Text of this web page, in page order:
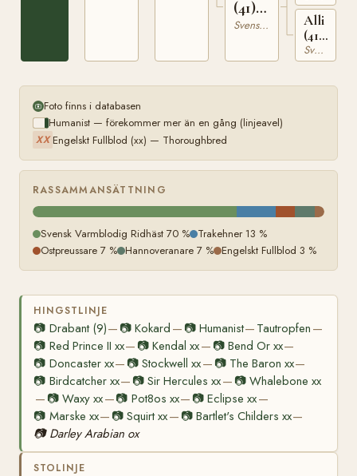
(41)
3601Svensk Varmblodig Ridhäst
Alli
(41)
RÄSK
2385
Svensk Varmblodig Ridhäst
Foto finns i databasen
Humanist — förekommer mer än en gång (linjeavel)
XX Engelskt Fullblod (xx) — Thoroughbred
RASSAMMANSÄTTNING
Svensk Varmblodig Ridhäst 70 % Trakehner 13 %
Ostpreussare 7 % Hannoveranare 7 % Engelskt Fullblod 3 %
HINGSTLINJE
📷 Drabant (9)— 📷Kokard — 📷 Humanist— Tautropfen —
📷 Red Prince II xx— 📷Kendal xx— 📷 Bend Or xx—
📷 Doncaster xx— 📷Stockwell xx— 📷 The Baron xx—
📷 Birdcatcher xx— 📷Sir Hercules xx— 📷 Whalebone xx
— 📷Waxy xx—📷 Pot8os xx— 📷Eclipse xx—
📷 Marske xx— 📷Squirt xx— 📷 Bartlet's Childers xx—
📷 Darley Arabian ox
STOLINJE